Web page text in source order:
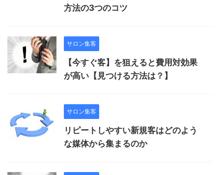
方法の3つのコツ
サロン集客
【今すぐ客】を狙えると費用対効果
が高い【見つける方法は？】
サロン集客
リピートしやすい新規客はどのよう
な媒体から集まるのか